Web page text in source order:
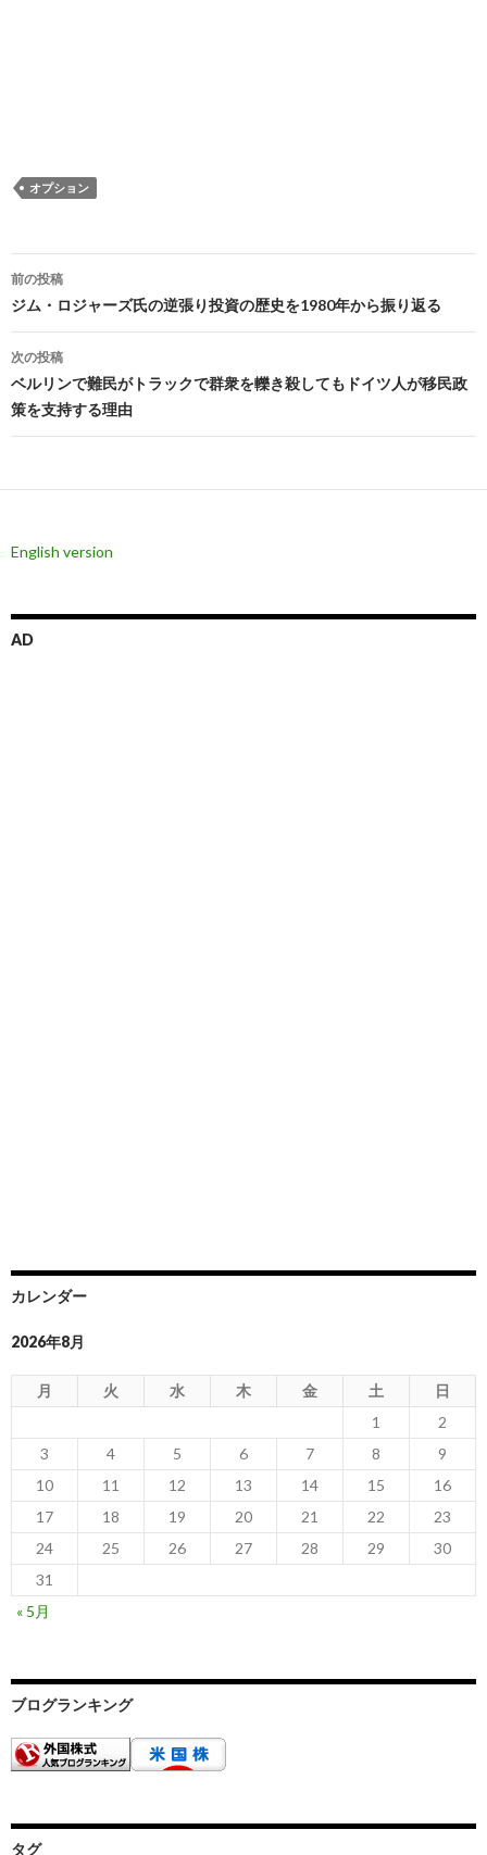
オプション
投
稿
ナ
ビ
ゲ
シ
前の投稿
ジム・ロジャーズ氏の逆張り投資の歴史を1980年から振り返る
次の投稿
ベルリンで難民がトラックで群衆を轢き殺してもドイツ人が移民政
策を支持する理由
English version
AD
カレンダー
2026年8月
月 火 水 木 金 土
日
1
2
3
4 5 6 7 8
9
10
11 12 13 14 15
16
17
18 19 20 21 22
23
24
25 26 27 28 29
30
31
« 5月
ブログランキング
タグ